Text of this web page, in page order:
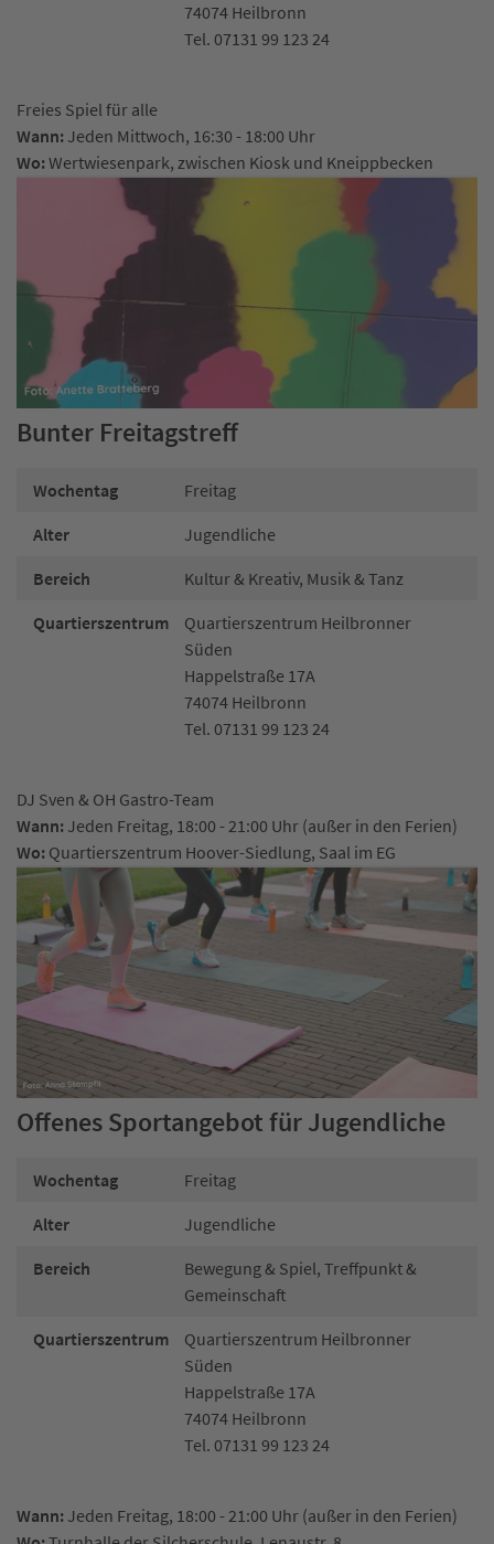
74074 Heilbronn
Tel. 07131 99 123 24
Freies Spiel für alle
Wann: Jeden Mittwoch, 16:30 - 18:00 Uhr
Wo:Wertwiesenpark, zwischen Kiosk und Kneippbecken
Bunter Freitagstreff
Wochentag
Freitag
Alter
Jugendliche
Bereich
Kultur & Kreativ, Musik & Tanz
Quartierszentrum
Quartierszentrum Heilbronner
Süden
Happelstraße 17A
74074 Heilbronn
Tel. 07131 99 123 24
DJ Sven & OH Gastro-Team
Wann: Jeden Freitag, 18:00 - 21:00 Uhr (außer in den Ferien)
Wo: Quartierszentrum Hoover-Siedlung, Saal im EG
Offenes Sportangebot für Jugendliche
Wochentag
Freitag
Alter
Jugendliche
Bereich
Bewegung & Spiel, Treffpunkt &
Gemeinschaft
Quartierszentrum
Quartierszentrum Heilbronner
Süden
Happelstraße 17A
74074 Heilbronn
Tel. 07131 99 123 24
Wann: Jeden Freitag, 18:00 - 21:00 Uhr (außer in den Ferien)